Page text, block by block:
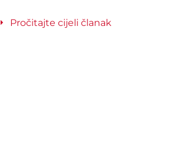
Pročitajte cijeli članak